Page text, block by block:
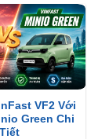
VF2 Với
Green Chi
Tiết